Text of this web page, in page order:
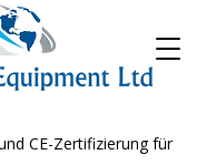
CE-Zertifizierung für